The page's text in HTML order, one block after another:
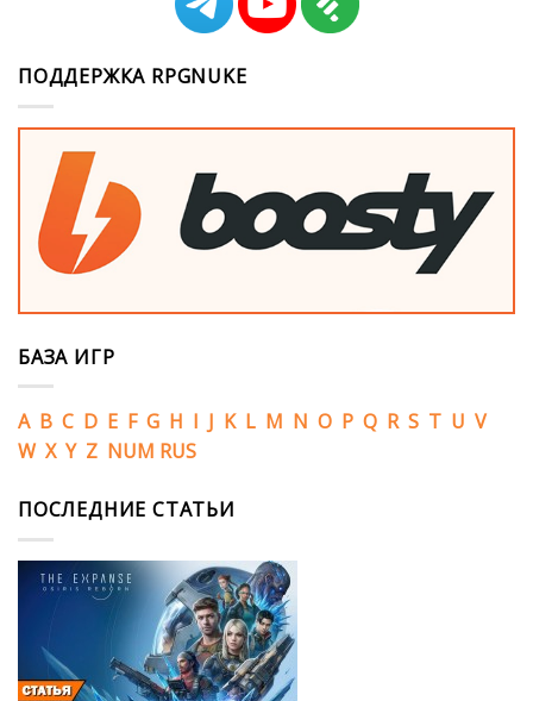
ПОДДЕРЖКА RPGNUKE
БАЗА ИГР
A B C D E F G H I J K L M N O P Q R S T U V
W X Y Z NUM RUS
ПОСЛЕДНИЕ СТАТЬИ